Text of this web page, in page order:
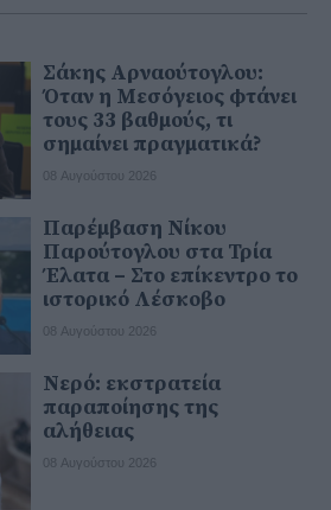
Σάκης Αρναούτογλου:
Όταν η Μεσόγειος φτάνει
τους 33 βαθμούς, τι
σημαίνει πραγματικά?
08 Αυγούστου 2026
Παρέμβαση Νίκου
Παρούτογλου στα Τρία
Έλατα – Στο επίκεντρο το
ιστορικό Λέσκοβο
08 Αυγούστου 2026
Νερό: εκστρατεία
παραποίησης της
αλήθειας
08 Αυγούστου 2026